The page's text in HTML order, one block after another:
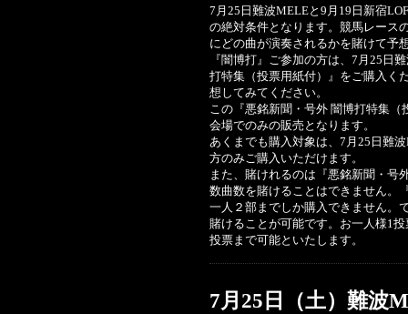
7月25日難波MELEと9月19日新宿
の絶対条件となります。競馬レース
にどの曲が演奏されるかを賭けて予
『闇博打』ご参加の方は、7月25日
打特集（投票用紙付）』をご購入く
想してみてください。
この『悪銘新聞・号外 闇博打特集
会場でのみの販売となります。
あくまでも購入対象は、7月25日難
方のみご購入いただけます。
また、賭けれるのは『悪銘新聞・号
数曲数を賭けることはできません。
一人２部までしか購入できません。
賭けることが可能です。お一人様1
投票まで可能といたします。
7月25日（土）難波